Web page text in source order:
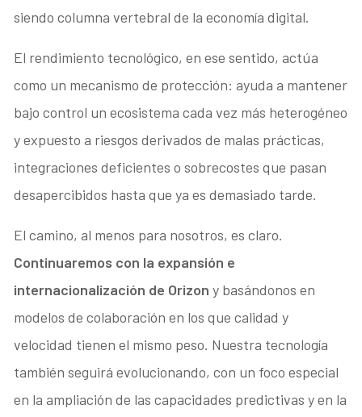
siendo columna vertebral de la economía digital.
El rendimiento tecnológico, en ese sentido, actúa
como un mecanismo de protección: ayuda a mantener
bajo control un ecosistema cada vez más heterogéneo
y expuesto a riesgos derivados de malas prácticas,
integraciones deficientes o sobrecostes que pasan
desapercibidos hasta que ya es demasiado tarde.
El camino, al menos para nosotros, es claro.
Continuaremos con la expansión e
internacionalización de Orizony basándonos en
modelos de colaboración en los que calidad y
velocidad tienen el mismo peso. Nuestra tecnología
también seguirá evolucionando, con un foco especial
en la ampliación de las capacidades predictivas y en la